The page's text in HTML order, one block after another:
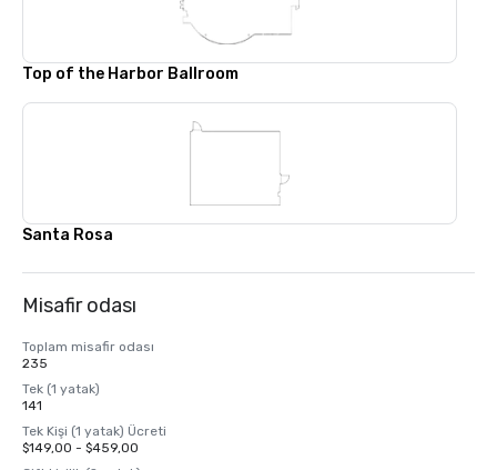
Top of the Harbor Ballroom
Santa Rosa
Misafir odası
Toplam misafir odası
235
Tek (1 yatak)
141
Tek Kişi (1 yatak) Ücreti
$149,00 - $459,00